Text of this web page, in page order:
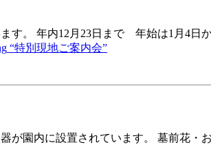
す。 年内12月23日まで 年始は1月4日
“特別現地ご案内会”
が園内に設置されています。 墓前花・